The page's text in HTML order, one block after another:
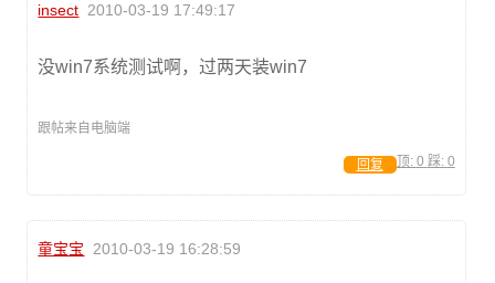
insect 2010-03-19 17:49:17
没win7系统测试啊，过两天装win7
跟帖来自电脑端
顶: 0 踩: 0
回复
童宝宝 2010-03-19 16:28:59